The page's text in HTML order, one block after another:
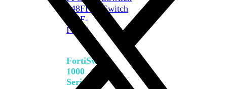
648FFortiSwitch
648F-
FPOE
FortiSwitch
1000
Series